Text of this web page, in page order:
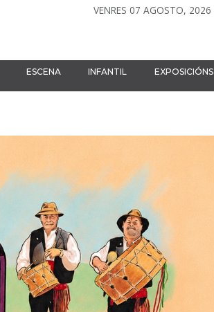
VENRES 07 AGOSTO, 2026
ESCENA INFANTIL EXPOSICIÓNS